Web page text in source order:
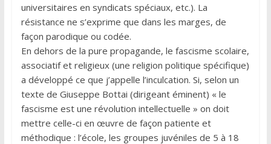
universitaires en syndicats spéciaux, etc.). La
résistance ne s’exprime que dans les marges, de
façon parodique ou codée.
En dehors de la pure propagande, le fascisme scolaire,
associatif et religieux (une religion politique spécifique)
a développé ce que j’appelle l’inculcation. Si, selon un
texte de Giuseppe Bottai (dirigeant éminent) « le
fascisme est une révolution intellectuelle » on doit
mettre celle-ci en œuvre de façon patiente et
méthodique : l’école, les groupes juvéniles de 5 à 18